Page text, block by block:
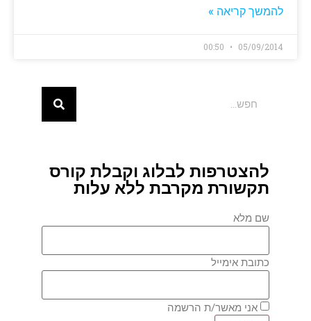
להמשך קריאה »
05/09/2014
להצטרפות לבלוג וקבלת קורס
תקשורת מקרבת ללא עלות
שם מלא
כתובת אימייל
אני מאשר/ת הרשמה